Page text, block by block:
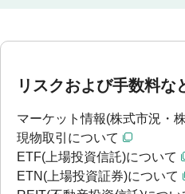
リスクおよび手数料な
マーケット情報(株式市況・
現物取引について
ETF(上場投資信託)について
ETN(上場投資証券)について